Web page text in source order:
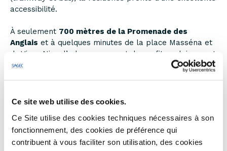
Ce site web utilise des cookies.
Ce Site utilise des cookies techniques nécessaires à son
fonctionnement, des cookies de préférence qui
contribuent à vous faciliter son utilisation, des cookies
accessibilité.
À seulement 700 mètres de la Promenade des
Anglais et à quelques minutes de la place Masséna et
du Vieux Nice, l’adresse permet de profiter pleinement
de l’art de vivre niçois entre mer et centre-ville.
marquée par une architecture Belle Époque et Art
verts et lieux de vie.
Un cadre idéal pour habiter ou investir au cœur de la